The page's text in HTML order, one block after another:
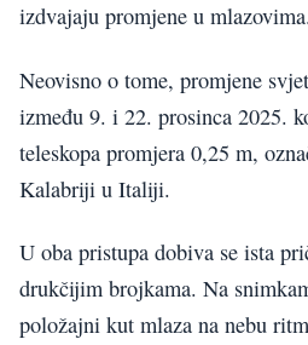
izdvajaju promjene u
Neovisno o tome, promjene
između 9. i 22. prosinca 2025.
teleskopa promjera 0,25 m,
Kalabriji u Italiji.
U oba pristupa dobiva se ista
drukčijim brojkama. Na
položajni kut mlaza na nebu